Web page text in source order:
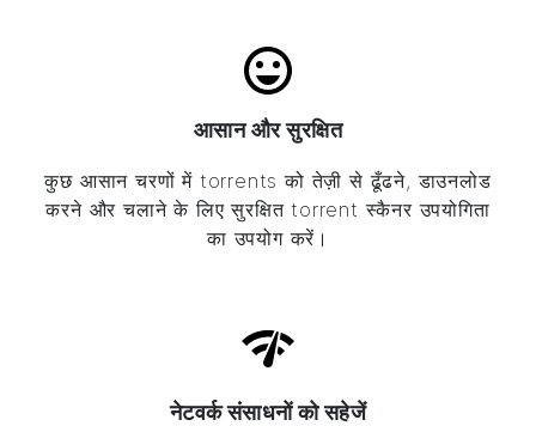
आसान और सुरक्षित
कुछ आसान चरणों में torrents को तेज़ी से ढूँढने, डाउनलोड
करने और चलाने के लिए सुरक्षित torrent स्कैनर उपयोगिता
का उपयोग करें।
नेटवर्क संसाधनों को सहेजें